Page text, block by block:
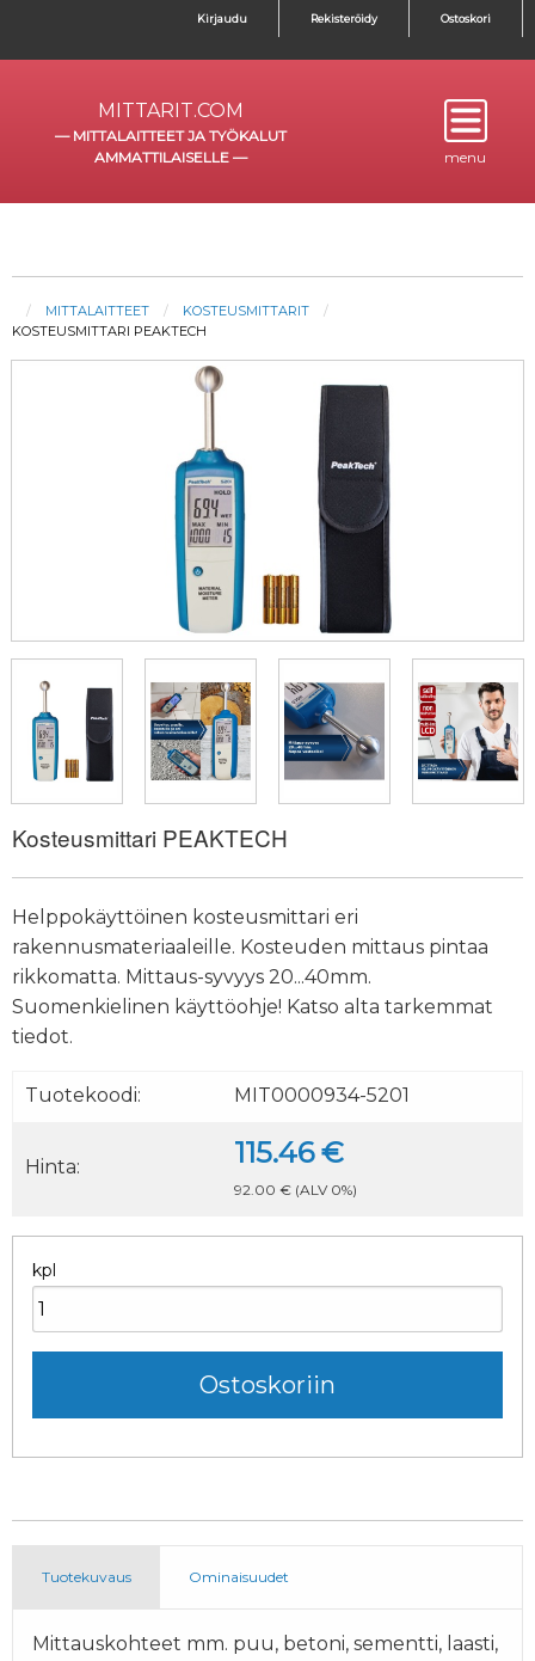
Kirjaudu Rekisteröidy Ostoskori
MITTARIT.COM
— MITTALAITTEET JA TYÖKALUT
AMMATTILAISELLE — menu
MITTALAITTEET
KOSTEUSMITTARIT
KOSTEUSMITTARI PEAKTECH
Kosteusmittari PEAKTECH
Helppokäyttöinen kosteusmittari eri
rakennusmateriaaleille. Kosteuden mittaus pintaa
rikkomatta. Mittaus-syvyys 20...40mm.
Suomenkielinen käyttöohje! Katso alta tarkemmat
tiedot.
Tuotekoodi: MIT0000934-5201
Hinta: 115.46 €
92.00 € (ALV 0%)
kpl
Tuotekuvaus Ominaisuudet
Mittauskohteet mm. puu, betoni, sementti, laasti,